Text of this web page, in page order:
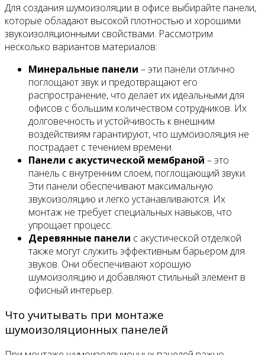
Для создания шумоизоляции в офисе выбирайте панели,
которые обладают высокой плотностью и хорошими
звукоизоляционными свойствами. Рассмотрим
несколько вариантов материалов:
Минеральные панели – эти панели отлично
поглощают звук и предотвращают его
распространение, что делает их идеальными для
офисов с большим количеством сотрудников. Их
долговечность и устойчивость к внешним
воздействиям гарантируют, что шумоизоляция не
пострадает с течением времени.
Панели с акустической мембраной – это
панель с внутренним слоем, поглощающий звуки.
Эти панели обеспечивают максимальную
звукоизоляцию и легко устанавливаются. Их
монтаж не требует специальных навыков, что
упрощает процесс.
Деревянные панели с акустической отделкой
также могут служить эффективным барьером для
звуков. Они обеспечивают хорошую
шумоизоляцию и добавляют стильный элемент в
офисный интерьер.
Что учитывать при монтаже
шумоизоляционных панелей